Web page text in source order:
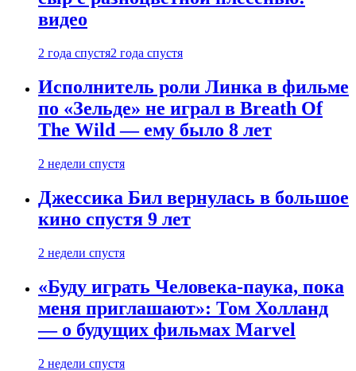
видео
2 года спустя2 года спустя
Исполнитель роли Линка в фильме
по «Зельде» не играл в Breath Of
The Wild — ему было 8 лет
2 недели спустя
Джессика Бил вернулась в большое
кино спустя 9 лет
2 недели спустя
«Буду играть Человека-паука, пока
меня приглашают»: Том Холланд
— о будущих фильмах Marvel
2 недели спустя